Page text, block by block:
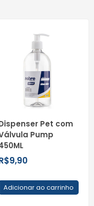
Pet com
Pump
9,90
Adicionar ao carrinho